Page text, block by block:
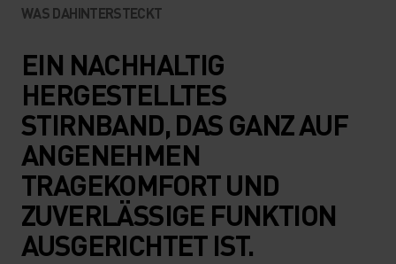
WAS DAHINTERSTECKT
EIN NACHHALTIG
HERGESTELLTES
STIRNBAND, DAS GANZ AUF
ANGENEHMEN
TRAGEKOMFORT UND
ZUVERLÄSSIGE FUNKTION
AUSGERICHTET IST.